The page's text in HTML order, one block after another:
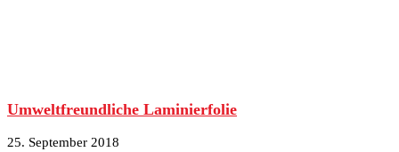
Umweltfreundliche Laminierfolie
25. September 2018